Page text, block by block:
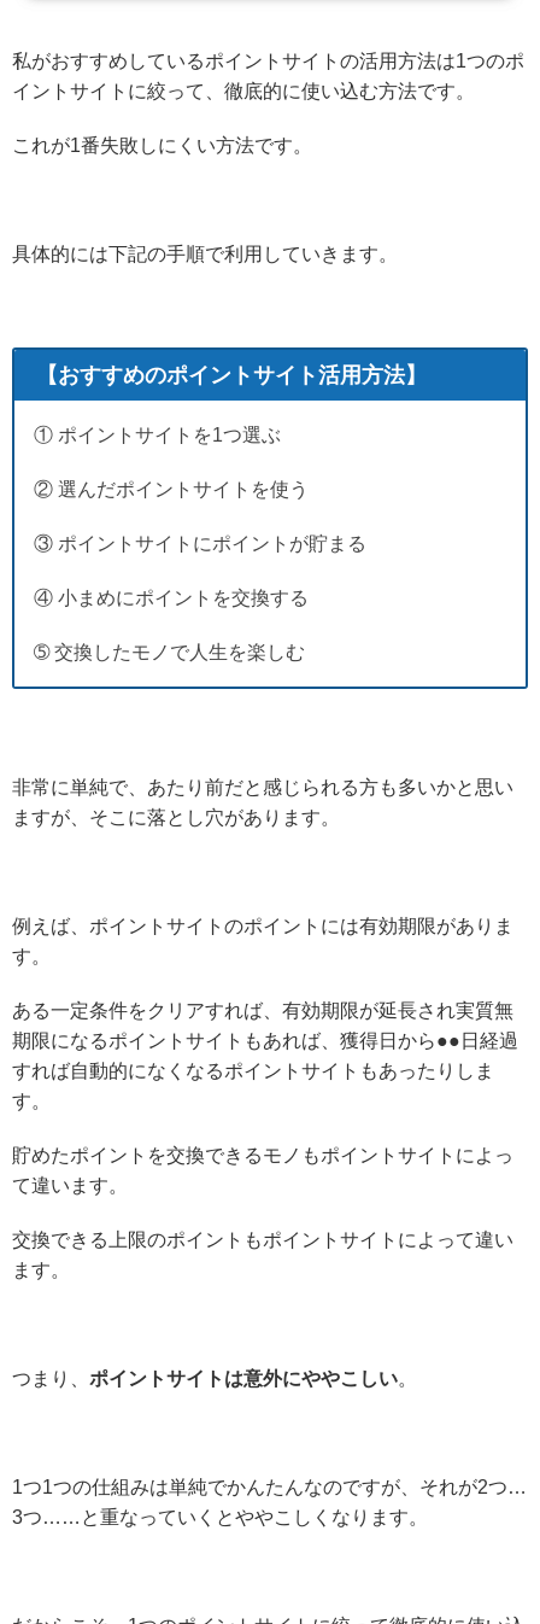
私がおすすめしているポイントサイトの活用方法は1つのポ
イントサイトに絞って、徹底的に使い込む方法です。
これが1番失敗しにくい方法です。
具体的には下記の手順で利用していきます。
【おすすめのポイントサイト活用方法】
① ポイントサイトを1つ選ぶ
② 選んだポイントサイトを使う
③ ポイントサイトにポイントが貯まる
④ 小まめにポイントを交換する
➄ 交換したモノで人生を楽しむ
非常に単純で、あたり前だと感じられる方も多いかと思い
ますが、そこに落とし穴があります。
例えば、ポイントサイトのポイントには有効期限がありま
す。
ある一定条件をクリアすれば、有効期限が延長され実質無
期限になるポイントサイトもあれば、獲得日から●●日経過
すれば自動的になくなるポイントサイトもあったりしま
す。
貯めたポイントを交換できるモノもポイントサイトによっ
て違います。
交換できる上限のポイントもポイントサイトによって違い
ます。
つまり、 ポイントサイトは意外にややこしい。
1つ1つの仕組みは単純でかんたんなのですが、それが2つ…
3つ……と重なっていくとややこしくなります。